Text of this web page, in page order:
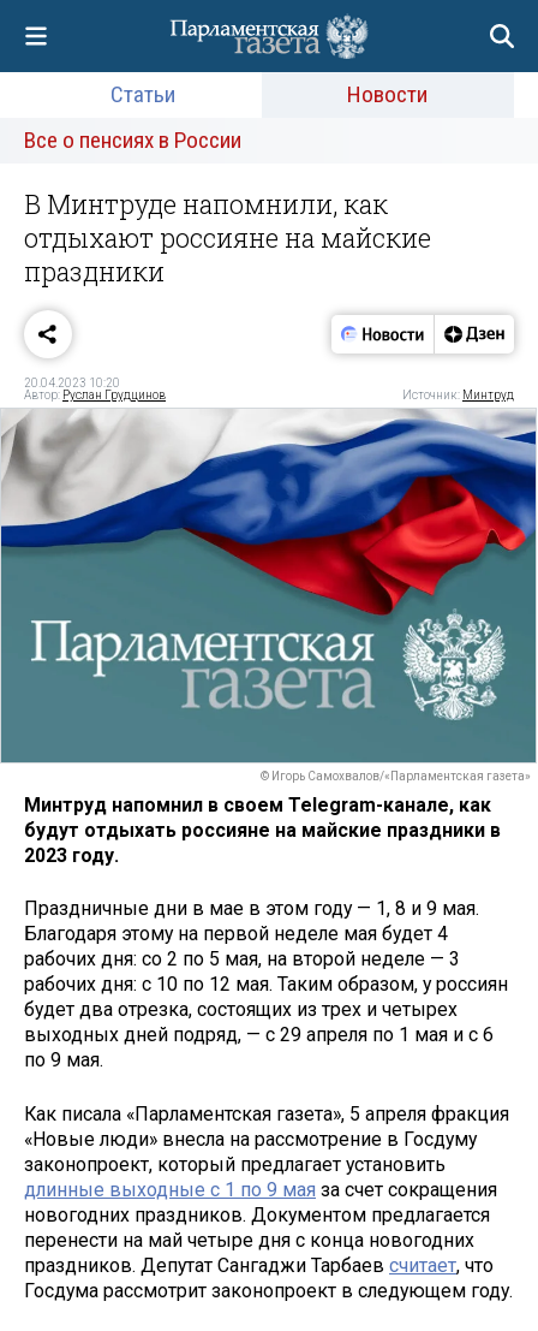
Статьи
Новости
Все о пенсиях в России
В Минтруде напомнили, как
отдыхают россияне на майские
праздники
20.04.2023 10:20
Автор: Руслан Грудцинов Источник: Минтруд
© Игорь Самохвалов/«Парламентская газета»
Минтруд напомнил в своем Telegram-канале, как
будут отдыхать россияне на майские праздники в
2023 году.
Праздничные дни в мае в этом году — 1, 8 и 9 мая.
Благодаря этому на первой неделе мая будет 4
рабочих дня: со 2 по 5 мая, на второй неделе — 3
рабочих дня: с 10 по 12 мая. Таким образом, у россиян
будет два отрезка, состоящих из трех и четырех
выходных дней подряд, — с 29 апреля по 1 мая и с 6
по 9 мая.
Как писала «Парламентская газета», 5 апреля фракция
«Новые люди» внесла на рассмотрение в Госдуму
законопроект, который предлагает установить
длинные выходные с 1 по 9 мая за счет сокращения
новогодних праздников. Документом предлагается
перенести на май четыре дня с конца новогодних
праздников. Депутат Сангаджи Тарбаев считает, что
Госдума рассмотрит законопроект в следующем году.